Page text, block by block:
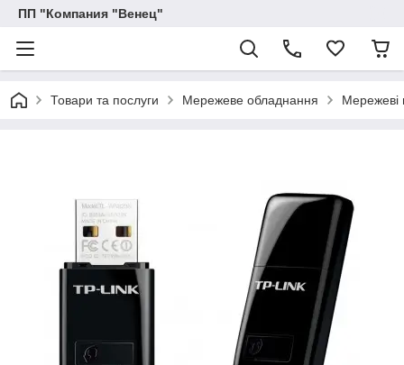
ПП "Компания "Венец"
Товари та послуги Мережеве обладнання Мережеві